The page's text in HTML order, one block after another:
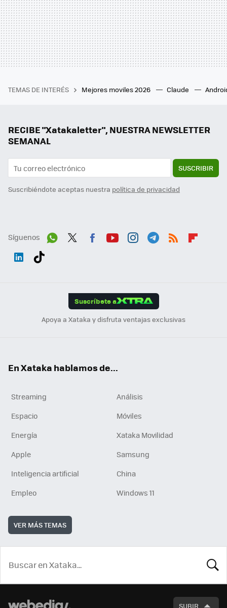
TEMAS DE INTERÉS Mejores moviles 2026 Claude
RECIBE "Xatakaletter", NUESTRA NEWSLETTER
SEMANAL
SUSCRIBIR
Suscribiéndote aceptas nuestra política de privacidad
Síguenos
Suscríbete a
Apoya a Xataka y disfruta ventajas exclusivas
En Xataka hablamos de...
Streaming
Análisis
Espacio
Móviles
Energía
Xataka Movilidad
Apple
Samsung
Inteligencia artificial
China
Empleo
Windows 11
VER MÁS TEMAS
SUBIR